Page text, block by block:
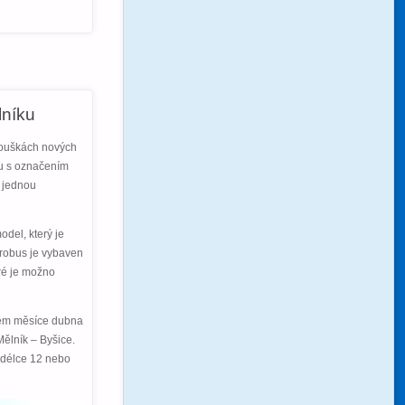
nových
s označením
jednou
který je
je vybaven
je možno
měsíce dubna
– Byšice.
12 nebo